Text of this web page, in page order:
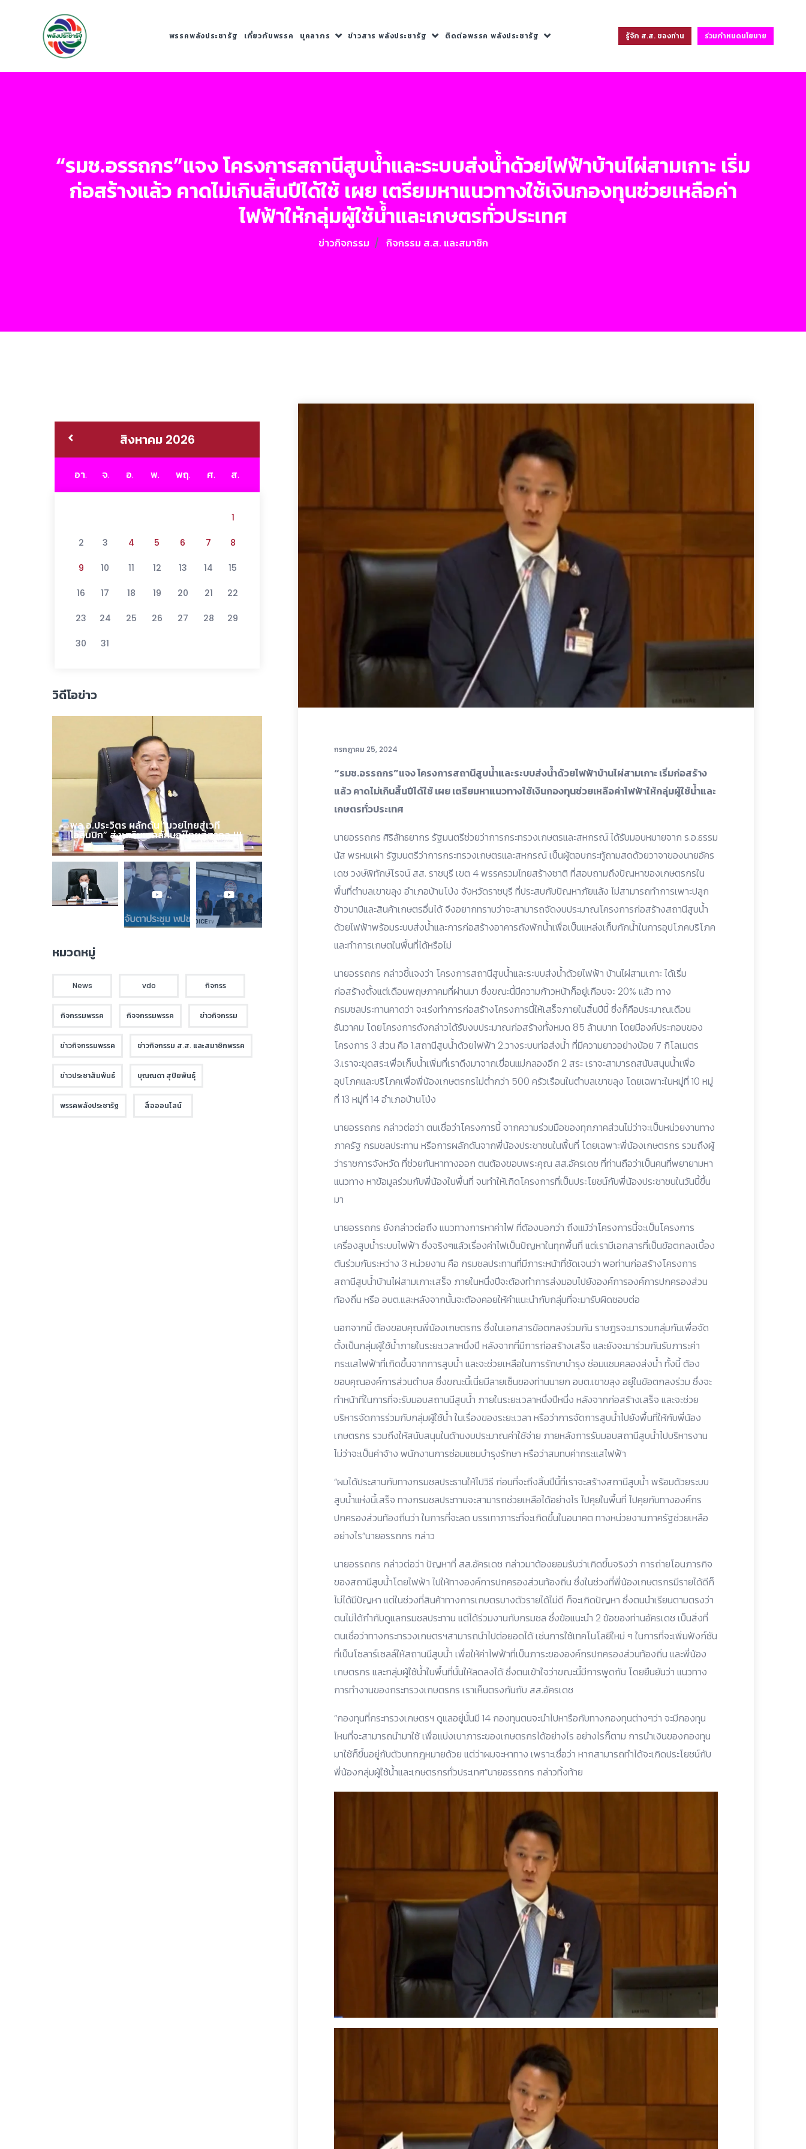
พรรคพลังประชารัฐ เกี่ยวกับพรรค บุคลากร ข่าวสาร พลังประชารัฐ ติดต่อพรรค พลังประชารัฐ รู้จัก ส.ส. ของท่าน ร่วมกำหนดนโยบาย
“รมช.อรรถกร”แจง โครงการสถานีสูบน้ำและระบบส่งน้ำด้วยไฟฟ้าบ้านไผ่สามเกาะ เริ่ม
ก่อสร้างแล้ว คาดไม่เกินสิ้นปีได้ใช้ เผย เตรียมหาแนวทางใช้เงินกองทุนช่วยเหลือค่า
ไฟฟ้าให้กลุ่มผู้ใช้น้ำและเกษตรทั่วประเทศ
ข่าวกิจกรรม กิจกรรม ส.ส. และสมาชิก
กรกฎาคม 25, 2024
“รมช.อรรถกร”แจง โครงการสถานีสูบน้ำและระบบส่งน้ำด้วยไฟฟ้าบ้านไผ่สามเกาะ เริ่มก่อสร้าง
แล้ว คาดไม่เกินสิ้นปีได้ใช้ เผย เตรียมหาแนวทางใช้เงินกองทุนช่วยเหลือค่าไฟฟ้าให้กลุ่มผู้ใช้น้ำและ
เกษตรทั่วประเทศ
นายอรรถกร ศิริลัทธยากร รัฐมนตรีช่วยว่าการกระทรวงเกษตรและสหกรณ์ ได้รับมอบหมายจาก ร.อ.ธรรม
นัส พรหมเผ่า รัฐมนตรีว่าการกระทรวงเกษตรและสหกรณ์ เป็นผู้ตอบกระทู้ถามสดด้วยวาจาของนายอัคร
เดช วงษ์พิทักษ์โรจน์ สส. ราชบุรี เขต 4 พรรครวมไทยสร้างชาติ ที่สอบถามถึงปัญหาของเกษตรกรใน
พื้นที่ตำบลเขาขลุง อำเภอบ้านโป่ง จังหวัดราชบุรี ที่ประสบกับปัญหาภัยแล้ง ไม่สามารถทำการเพาะปลูก
ข้าวนาปีและสินค้าเกษตรอื่นได้ จึงอยากทราบว่าจะสามารถจัดงบประมาณโครงการก่อสร้างสถานีสูบน้ำ
ด้วยไฟฟ้าพร้อมระบบส่งน้ำและการก่อสร้างอาคารถังพักน้ำเพื่อเป็นแหล่งเก็บกักน้ำในการอุปโภคบริโภค
และทำการเกษตในพื้นที่ได้หรือไม่
นายอรรถกร กล่าวชี้แจงว่า โครงการสถานีสูบน้ำและระบบส่งน้ำด้วยไฟฟ้า บ้านไผ่สามเกาะ ได้เริ่ม
ก่อสร้างตั้งแต่เดือนพฤษภาคมที่ผ่านมา ซึ่งขณะนี้มีความก้าวหน้าก็อยู่เกือบจะ 20% แล้ว ทาง
กรมชลประทานคาดว่า จะเร่งทำการก่อสร้างโครงการนี้ให้เสร็จภายในสิ้นปีนี้ ซึ่งก็คือประมาณเดือน
ธันวาคม โดยโครงการดังกล่าวได้รับงบประมาณก่อสร้างทั้งหมด 85 ล้านบาท โดยมีองค์ประกอบของ
โครงการ 3 ส่วน คือ 1.สถานีสูบน้ำด้วยไฟฟ้า 2.วางระบบท่อส่งน้ำ ที่มีความยาวอย่างน้อย 7 กิโลเมตร
3.เราจะขุดสระเพื่อเก็บน้ำเพิ่มที่เราดึงมาจากเขื่อนแม่กลองอีก 2 สระ เราจะสามารถสนับสนุนน้ำเพื่อ
อุปโภคและบริโภคเพื่อพี่น้องเกษตรกรไม่ต่ำกว่า 500 ครัวเรือนในตำบลเขาขลุง โดยเฉพาะในหมู่ที่ 10 หมู่
ที่ 13 หมู่ที่ 14 อำเภอบ้านโป่ง
นายอรรถกร กล่าวต่อว่า ตนเชื่อว่าโครงการนี้ จากความร่วมมือของทุกภาคส่วนไม่ว่าจะเป็นหน่วยงานทาง
ภาครัฐ กรมชลประทาน หรือการผลักดันจากพี่น้องประชาชนในพื้นที่ โดยเฉพาะพี่น้องเกษตรกร รวมถึงผู้
ว่าราชการจังหวัด ที่ช่วยกันหาทางออก ตนต้องขอบพระคุณ สส.อัครเดช ที่ท่านถือว่าเป็นคนที่พยายามหา
แนวทาง หาข้อมูลร่วมกับพี่น้องในพื้นที่ จนทำให้เกิดโครงการที่เป็นประโยชน์กับพี่น้องประชาชนในวันนี้ขึ้น
มา
นายอรรถกร ยังกล่าวต่อถึง แนวทางการหาค่าไฟ ที่ต้องบอกว่า ถึงแม้ว่าโครงการนี้จะเป็นโครงการ
เครื่องสูบน้ำระบบไฟฟ้า ซึ่งจริงๆแล้วเรื่องค่าไฟเป็นปัญหาในทุกพื้นที่ แต่เรามีเอกสารที่เป็นข้อตกลงเบื้อง
ต้นร่วมกันระหว่าง 3 หน่วยงาน คือ กรมชลประทานที่มีภาระหน้าที่ชัดเจนว่า พอท่านก่อสร้างโครงการ
สถานีสูบน้ำบ้านไผ่สามเกาะเสร็จ ภายในหนึ่งปีจะต้องทำการส่งมอบไปยังองค์การองค์การปกครองส่วน
ท้องถิ่น หรือ อบต.และหลังจากนั้นจะต้องคอยให้คำแนะนำกับกลุ่มที่จะมารับผิดชอบต่อ
นอกจากนี้ ต้องขอบคุณพี่น้องเกษตรกร ซึ่งในเอกสารข้อตกลงร่วมกัน ราษฎรจะมารวมกลุ่มกันเพื่อจัด
ตั้งเป็นกลุ่มผู้ใช้น้ำภายในระยะเวลาหนึ่งปี หลังจากที่มีการก่อสร้างเสร็จ และยังจะมาร่วมกันรับภาระค่า
กระแสไฟฟ้าที่เกิดขึ้นจากการสูบน้ำ และจะช่วยเหลือในการรักษาบำรุง ซ่อมแซมคลองส่งน้ำ ทั้งนี้ ต้อง
ขอบคุณองค์การส่วนตำบล ซึ่งขณะนี้เนี่ยมีลายเซ็นของท่านนายก อบต.เขาขลุง อยู่ในข้อตกลงร่วม ซึ่งจะ
ทำหน้าที่ในการที่จะรับมอบสถานนีสูบน้ำ ภายในระยะเวลาหนึ่งปีหนึ่ง หลังจากก่อสร้างเสร็จ และจะช่วย
บริหารจัดการร่วมกับกลุ่มผู้ใช้น้ำ ในเรื่องของระยะเวลา หรือว่าการจัดการสูบน้ำไปยังพื้นที่ให้กับพี่น้อง
เกษตรกร รวมถึงให้สนับสนุนในด้านงบประมาณค่าใช้จ่าย ภายหลังการรับมอบสถานีสูบน้ำไปบริหารงาน
ไม่ว่าจะเป็นค่าจ้าง พนักงานการซ่อมแซมบำรุงรักษา หรือว่าสมทบค่ากระแสไฟฟ้า
“ผมได้ประสานกับทางกรมชลประธานให้ไปวิธี ก่อนที่จะถึงสิ้นปีนี้ที่เราจะสร้างสถานีสูบน้ำ พร้อมด้วยระบบ
สูบน้ำแห่งนี้เสร็จ ทางกรมชลประทานจะสามารถช่วยเหลือได้อย่างไร ไปคุยในพื้นที่ ไปคุยกับทางองค์กร
ปกครองส่วนท้องถิ่นว่า ในการที่จะลด บรรเทาภาระที่จะเกิดขึ้นในอนาคต ทางหน่วยงานภาครัฐช่วยเหลือ
อย่างไร”นายอรรถกร กล่าว
นายอรรถกร กล่าวต่อว่า ปัญหาที่ สส.อัครเดช กล่าวมาต้องยอมรับว่าเกิดขึ้นจริงว่า การถ่ายโอนภารกิจ
ของสถานีสูบน้ำโดยไฟฟ้า ไปให้ทางองค์การปกครองส่วนท้องถิ่น ซึ่งในช่วงที่พี่น้องเกษตรกรมีรายได้ดีก็
ไม่ได้มีปัญหา แต่ในช่วงที่สินค้าทางการเกษตรบางตัวรายได้ไม่ดี ก็จะเกิดปัญหา ซึ่งตนนำเรียนตามตรงว่า
ตนไม่ได้กำกับดูแลกรมชลประทาน แต่ได้ร่วมงานกับกรมชล ซึ่งข้อแนะนำ 2 ข้อของท่านอัครเดช เป็นสิ่งที่
ตนเชื่อว่าทางกระทรวงเกษตรฯสามารถนำไปต่อยอดได้ เช่นการใช้เทคโนโลยีใหม่ ๆ ในการที่จะเพิ่มฟังก์ชัน
ที่เป็นโซลาร์เซลล์ให้สถานนีสูบน้ำ เพื่อให้ค่าไฟฟ้าที่เป็นภาระขององค์กรปกครองส่วนท้องถิ่น และพี่น้อง
เกษตรกร และกลุ่มผู้ใช้น้ำในพื้นที่นั้นให้ลดลงได้ ซึ่งตนเข้าใจว่าขณะนี้มีการพูดกัน โดยยืนยันว่า แนวทาง
การทำงานของกระทรวงเกษตรกร เราเห็นตรงกันกับ สส.อัครเดช
“กองทุนที่กระทรวงเกษตรฯ ดูแลอยู่นั้นมี 14 กองทุนตนจะนำไปหารือกับทางกองทุนต่างๆว่า จะมีกองทุน
ไหนที่จะสามารถนำมาใช้ เพื่อแบ่งเบาภาระของเกษตรกรได้อย่างไร อย่างไรก็ตาม การนำเงินของกองทุน
มาใช้ก็ขึ้นอยู่กับตัวบทกฎหมายด้วย แต่ว่าผมจะหาทาง เพราะเชื่อว่า หากสามารถทำได้จะเกิดประโยชน์กับ
พี่น้องกลุ่มผู้ใช้น้ำและเกษตรกรทั่วประเทศ”นายอรรถกร กล่าวทิ้งท้าย
สิงหาคม 2026
อา. จ. อ. พ. พฤ. ศ. ส.
1
2 3 4 5 6 7 8
9 10 11 12 13 14 15
16 17 18 19 20 21 22
23 24 25 26 27 28 29
30 31
วิดีโอข่าว
พล.อ.ประวิตร ผลักดัน “มวยไทยสู่เวที
โอลิมปิก” ส่งเสริมเอกลักษณ์ไทยสู่สากล !!!
หมวดหมู่
News vdo กิจกรร
กิจกรรมพรรค กิจจกรรมพรรค ข่าวกิจกรรม
ข่าวกิจกรรมพรรค ข่าวกิจกรรม ส.ส. และสมาชิกพรรค
ข่าวประชาสัมพันธ์ บุณณดา สุปิยพันธุ์
พรรคพลังประชารัฐ สื่อออนไลน์